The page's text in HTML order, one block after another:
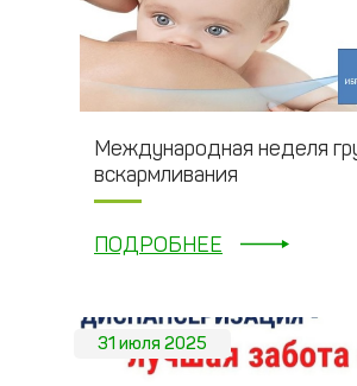
Международная неделя
вскармливания
ПОДРОБНЕЕ
31 июля 2025